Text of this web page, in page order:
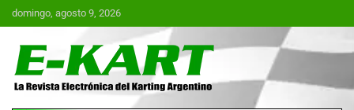
Saltar
al
domingo, agosto 9, 2026